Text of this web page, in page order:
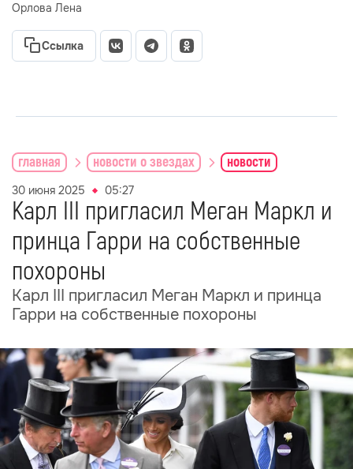
Орлова Лена
Ссылка
главная новости о звездах новости
30 июня 2025 05:27
Карл III пригласил Меган Маркл и
принца Гарри на собственные
похороны
Карл III пригласил Меган Маркл и принца
Гарри на собственные похороны